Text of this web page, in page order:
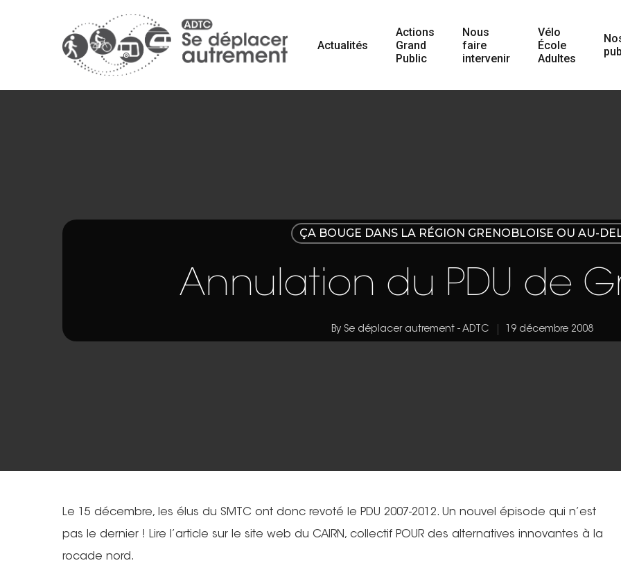
Actualités
Actions
Grand
Public
Nous
faire
intervenir
Vélo
École
Adultes
ÇA BOUGE DANS LA RÉGION GRENOBLOISE OU AU-
Annulation du PDU de
By Se déplacer autrement - ADTC 19 décembre 2008
Le 15 décembre, les élus du SMTC ont donc revoté le PDU 2007-2012. Un nouvel épisode qui n’est
pas le dernier ! Lire l’article sur le site web du CAIRN, collectif POUR des alternatives innovantes à la
rocade nord.